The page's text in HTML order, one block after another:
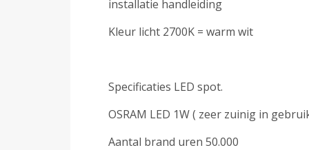
installatie handleiding
Kleur licht 2700K = warm wit
Specificaties LED spot.
OSRAM LED 1W ( zeer zuinig in
Aantal brand uren 50.000